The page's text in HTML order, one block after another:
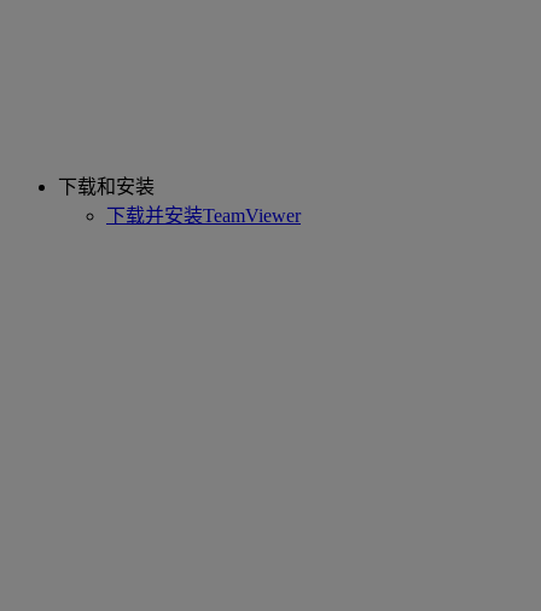
下载和安装
下载并安装TeamViewer